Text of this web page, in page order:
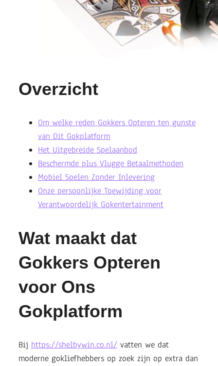
Overzicht
Om welke reden Gokkers Opteren ten gunste
van Dit Gokplatform
Het Uitgebreide Spelaanbod
Beschermde plus Vlugge Betaalmethoden
Mobiel Spelen Zonder Inlevering
Onze persoonlijke Toewijding voor
Verantwoordelijk Gokentertainment
Wat maakt dat
Gokkers Opteren
voor Ons
Gokplatform
Bij https://shelbywin.co.nl/ vatten we dat
moderne gokliefhebbers op zoek zijn op extra dan